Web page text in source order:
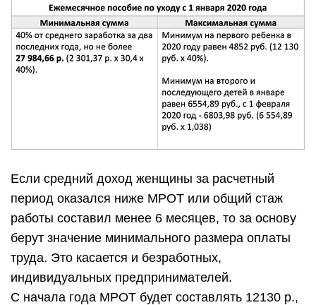
Если средний доход женщины за расчетный
период оказался ниже МРОТ или общий стаж
работы составил менее 6 месяцев, то за основу
берут значение минимального размера оплаты
труда. Это касается и безработных,
индивидуальных предпринимателей.
С начала года МРОТ будет составлять 12130 р.,